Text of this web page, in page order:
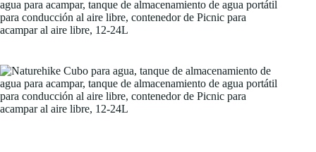
agua para acampar, tanque de almacenamiento de agua portátil
para conducción al aire libre, contenedor de Picnic para
acampar al aire libre, 12-24L